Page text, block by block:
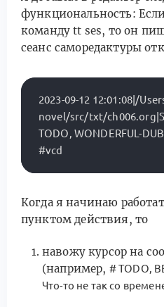
функциональность:
команду tt ses, то он
сеанс саморедактуры
2023-09-12 12:01:08|/
novel/src/txt/
TODO, WONDERFUL-
Когда я начинаю
пунктом действия, то
навожу курсор на
(например, # TODO,
Что-то не так со